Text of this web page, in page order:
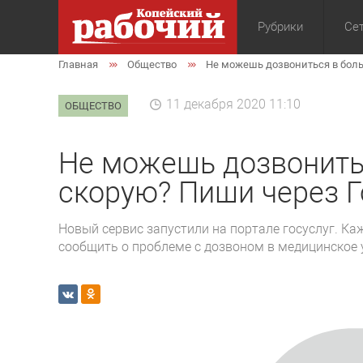
Рубрики
Общество
Главная Общество Не можешь дозвониться в
ОБЩЕСТВО 11 декабря 2020 11:10
Не можешь
скорую? Пиши через
Новый сервис запустили на портале госуслуг.
сообщить о проблеме с дозвоном в медицинское